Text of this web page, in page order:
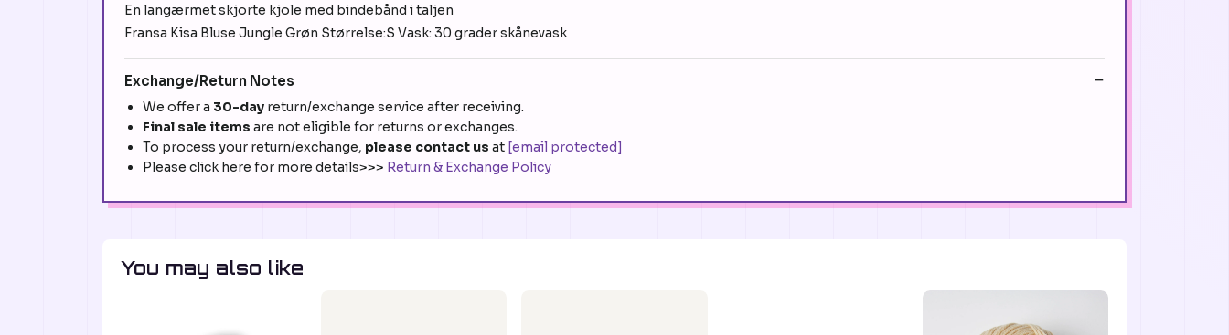
En langærmet skjorte kjole med bindebånd i taljen
Fransa Kisa Bluse Jungle Grøn Størrelse:S Vask: 30 grader skånevask
Exchange/Return Notes
We offer a 30-day return/exchange service after receiving.
Final sale items are not eligible for returns or exchanges.
To process your return/exchange, please contact us at [email protected]
Please click here for more details>>> Return & Exchange Policy
You may also like